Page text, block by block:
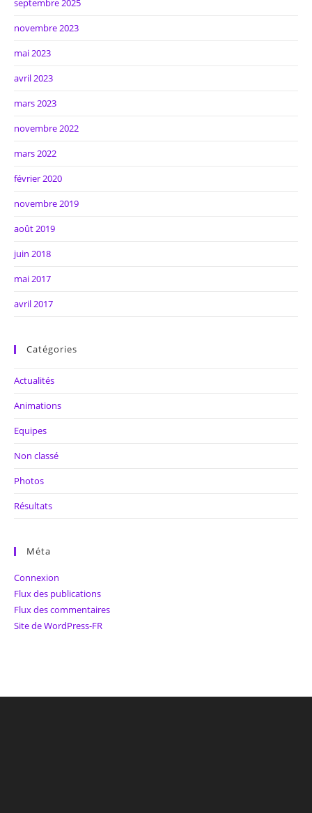
septembre 2025
novembre 2023
mai 2023
avril 2023
mars 2023
novembre 2022
mars 2022
février 2020
novembre 2019
août 2019
juin 2018
mai 2017
avril 2017
Catégories
Actualités
Animations
Equipes
Non classé
Photos
Résultats
Méta
Connexion
Flux des publications
Flux des commentaires
Site de WordPress-FR